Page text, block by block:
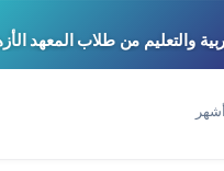
والتعليم من طلاب المعهد